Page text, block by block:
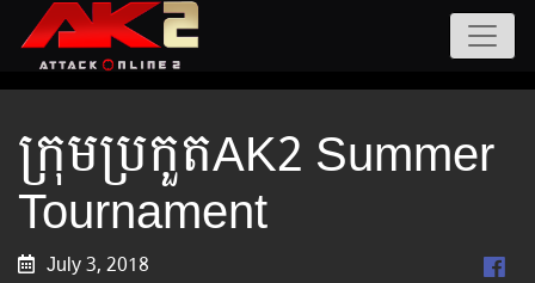
ក្រុមប្រកួតAK2 Summer
Tournament
July 3, 2018